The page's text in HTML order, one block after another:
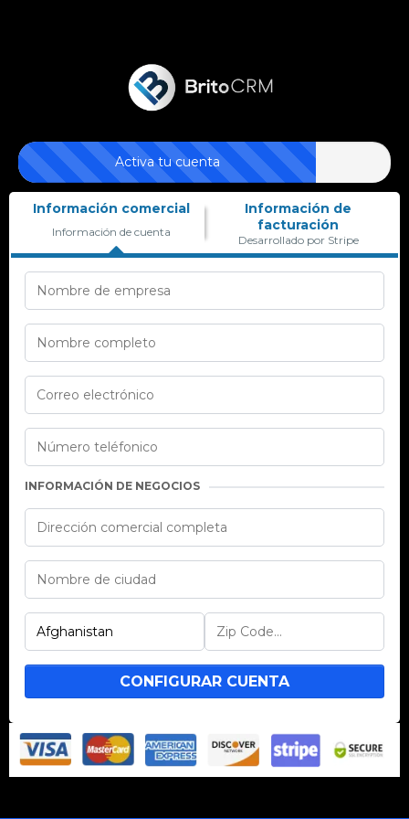
Activa tu cuenta
Información comercial
Información de cuenta
Información de
facturación
Desarrollado por Stripe
INFORMACIÓN DE NEGOCIOS
CONFIGURAR CUENTA